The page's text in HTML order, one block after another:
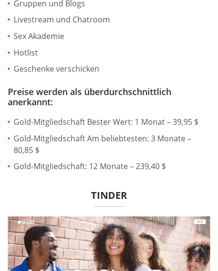
Gruppen und Blogs
Livestream und Chatroom
Sex Akademie
Hotlist
Geschenke verschicken
Preise werden als überdurchschnittlich
anerkannt:
Gold-Mitgliedschaft Bester Wert: 1 Monat – 39,95 $
Gold-Mitgliedschaft Am beliebtesten: 3 Monate –
80,85 $
Gold-Mitgliedschaft: 12 Monate – 239,40 $
TINDER